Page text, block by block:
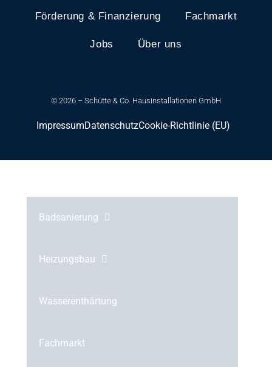
Förderung & Finanzierung Fachmarkt
Jobs Über uns
© 2026 – Schütte & Co. Hausinstallationen GmbH
ImpressumDatenschutzCookie-Richtlinie (EU)
Badsanierung
Heizungsbau
Wasserenthärtung
Fachmarkt